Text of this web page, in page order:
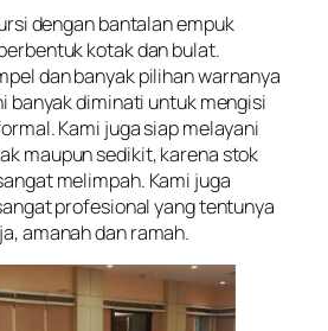
dengan bantalan empuk
kotak dan bulat.
dan banyak pilihan warnanya
banyak diminati untuk mengisi
Kami juga siap melayani
maupun sedikit, karena stok
melimpah. Kami juga
profesional yang tentunya
amanah dan ramah.